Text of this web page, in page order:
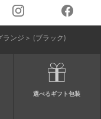
ランジ ＞ (ブラック)
選べるギフト包装